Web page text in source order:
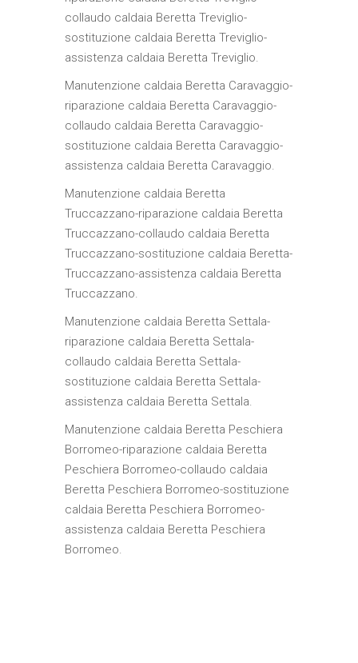
collaudo caldaia Beretta Treviglio-
sostituzione caldaia Beretta Treviglio-
assistenza caldaia Beretta Treviglio.
Manutenzione caldaia Beretta Caravaggio-
riparazione caldaia Beretta Caravaggio-
collaudo caldaia Beretta Caravaggio-
sostituzione caldaia Beretta Caravaggio-
assistenza caldaia Beretta Caravaggio.
Manutenzione caldaia Beretta
Truccazzano-riparazione caldaia Beretta
Truccazzano-collaudo caldaia Beretta
Truccazzano-sostituzione caldaia Beretta-
Truccazzano-assistenza caldaia Beretta
Truccazzano.
Manutenzione caldaia Beretta Settala-
riparazione caldaia Beretta Settala-
collaudo caldaia Beretta Settala-
sostituzione caldaia Beretta Settala-
assistenza caldaia Beretta Settala.
Manutenzione caldaia Beretta Peschiera
Borromeo-riparazione caldaia Beretta
Peschiera Borromeo-collaudo caldaia
Beretta Peschiera Borromeo-sostituzione
caldaia Beretta Peschiera Borromeo-
assistenza caldaia Beretta Peschiera
Borromeo.